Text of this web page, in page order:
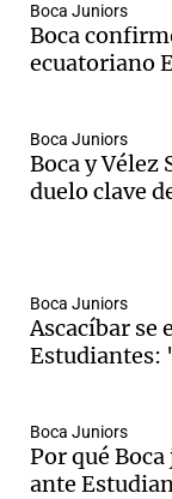
Boca Juniors
Boca
ecuatoriano
Boca Juniors
Boca y Vélez
duelo clave
Boca Juniors
Ascacíbar se
Estudiantes:
Boca Juniors
Por qué
ante